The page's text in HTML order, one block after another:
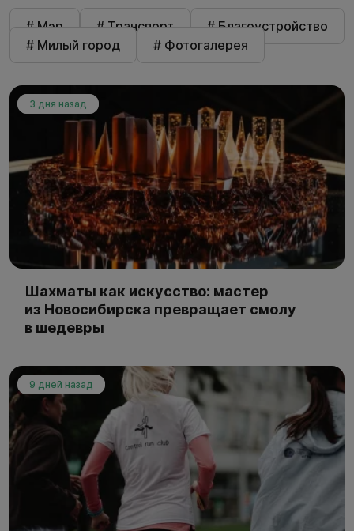
# Мэр # Транспорт
# Благоустройство
# Милый город
# Фотогалерея
3 дня назад
Шахматы как искусство: мастер
из Новосибирска превращает смолу
в шедевры
9 дней назад